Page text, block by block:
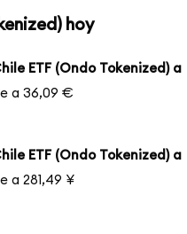
hoy
ETF (Ondo Tokenized) a
a 36,09 €
ETF (Ondo Tokenized) a
a 281,49 ¥